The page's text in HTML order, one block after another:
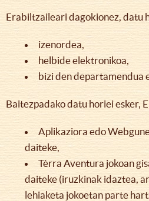
Erabiltzaileari dagokionez, datu
izenordea,
helbide elektronikoa,
bizi den departamendua
Baitezpadako datu horiei esker,
Aplikaziora edo
daiteke,
Tèrra Aventura jokoan
daiteke (iruzkinak idaztea,
lehiaketa jokoetan parte